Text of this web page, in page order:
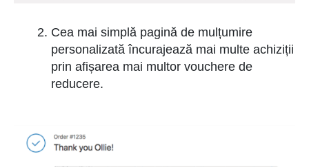
Cea mai simplă pagină de mulțumire
personalizată încurajează mai multe achiziții
prin afișarea mai multor vouchere de
reducere.